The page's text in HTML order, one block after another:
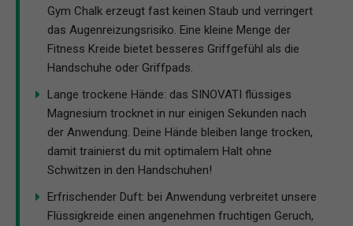
Gym Chalk erzeugt fast keinen Staub und verringert
das Augenreizungsrisiko. Eine kleine Menge der
Fitness Kreide bietet besseres Griffgefühl als die
Handschuhe oder Griffpads.
Lange trockene Hände: das SINOVATI flüssiges
Magnesium trocknet in nur einigen Sekunden nach
der Anwendung. Deine Hände bleiben lange trocken,
damit trainierst du mit optimalem Halt ohne
Schwitzen in den Handschuhen!
Erfrischender Duft: bei Anwendung verbreitet unsere
Flüssigkreide einen angenehmen fruchtigen Geruch,